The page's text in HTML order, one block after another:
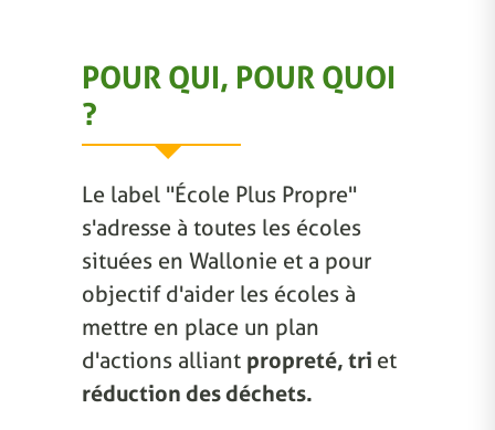
POUR QUI, POUR QUOI
?
Le label "École Plus Propre"
s'adresse à toutes les écoles
situées en Wallonie et a pour
objectif d'aider les écoles à
mettre en place un plan
d'actions alliant propreté, tri et
réduction des déchets.